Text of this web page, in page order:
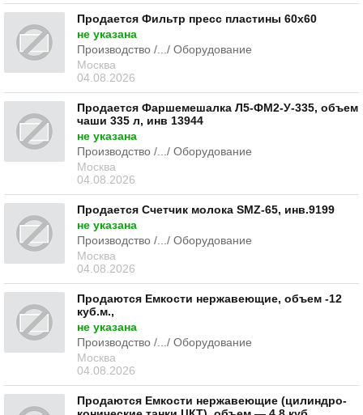
Продается Фильтр пресс пластины 60х60
не указана
Производство /.../ Оборудование
Москва
04.08.2026
Продается Фаршемешалка Л5-ФМ2-У-335, объем
чаши 335 л, инв 13944
не указана
Производство /.../ Оборудование
Москва
04.08.2026
Продается Счетчик молока SMZ-65, инв.9199
не указана
Производство /.../ Оборудование
Москва
04.08.2026
Продаются Емкости нержавеющие, объем -12
куб.м.,
не указана
Производство /.../ Оборудование
Москва
04.08.2026
Продаются Емкости нержавеющие (цилиндро-